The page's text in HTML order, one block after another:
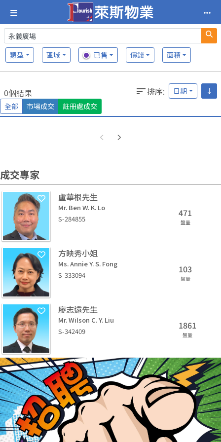
類型 區域 已售 價錢 面積
0個結果 排序: 日期
↓
全部
市場成交 註冊處成交
成交專家
盧華根先生
Mr. Ben W. K. Lo
S-284855
471
盤量
方映秀小姐
Ms. Annie Y. S. Fong
S-333094
103
盤量
廖志遠先生
Mr. Wilson C. Y. Liu
S-342409
1861
盤量